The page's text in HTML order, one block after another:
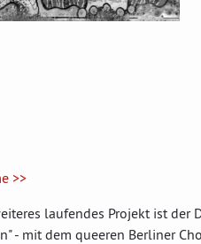
>>
laufendes Projekt ist der
- mit dem queeren Berliner